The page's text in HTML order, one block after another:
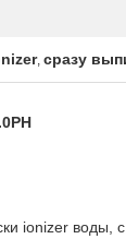
, сразу
ionizer воды,